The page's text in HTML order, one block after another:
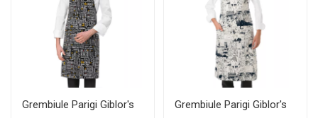
Grembiule Parigi Giblor's Grembiule Parigi Giblor's